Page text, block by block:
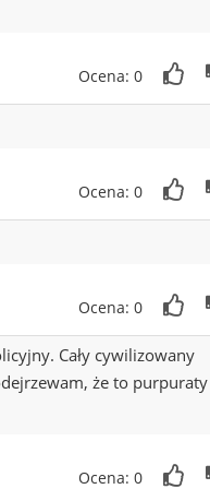
Ocena: 0
Ocena: 0
Ocena: 0
Cały cywilizowany
że to
Ocena: 0